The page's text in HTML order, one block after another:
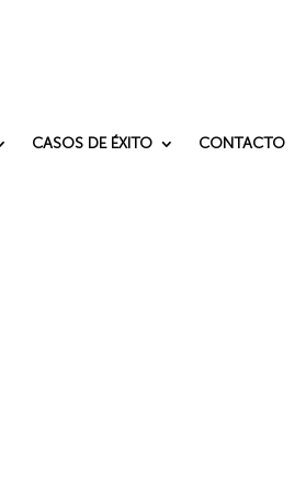
CASOS DE ÉXITO CONTACTO